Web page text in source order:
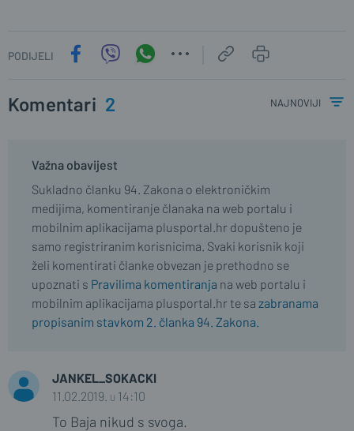
PODIJELI
Komentari 2 najnoviji
Važna obavijest
Sukladno članku 94. Zakona o elektroničkim
medijima, komentiranje članaka na web portalu i
mobilnim aplikacijama plusportal.hr dopušteno je
samo registriranim korisnicima. Svaki korisnik koji
želi komentirati članke obvezan je prethodno se
upoznati s Pravilima komentiranja na web portalu i
mobilnim aplikacijama plusportal.hr te sa zabranama
propisanim stavkom 2. članka 94. Zakona.
JANKEL_SOKACKI
11.02.2019. u 14:10
To Baja nikud s svoga.